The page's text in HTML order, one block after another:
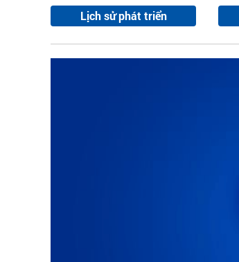
Lịch sử phát triển